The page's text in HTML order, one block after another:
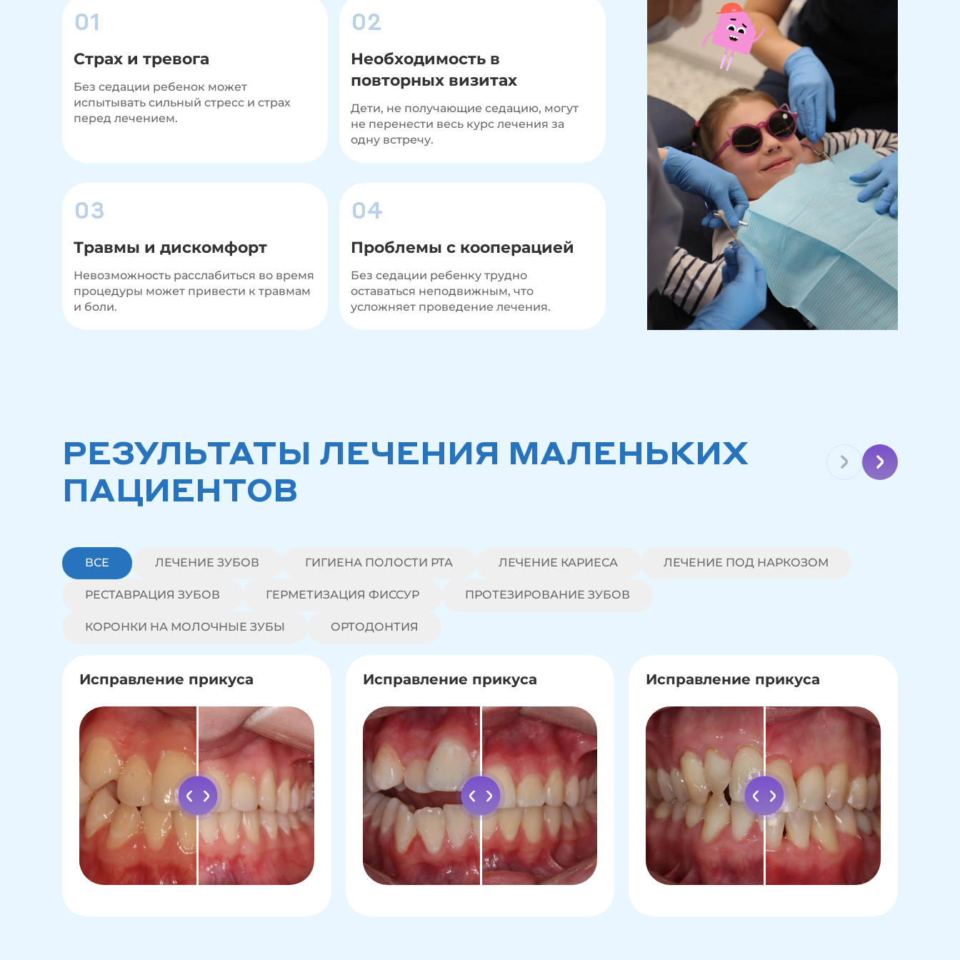
01
Страх и тревога
Без седации ребенок может
испытывать сильный стресс и страх
перед лечением.
02
Необходимость в
повторных визитах
Дети, не получающие седацию, могут
не перенести весь курс лечения за
одну встречу.
03
Травмы и дискомфорт
Невозможность расслабиться во время
процедуры может привести к травмам
и боли.
04
Проблемы с кооперацией
Без седации ребенку трудно
оставаться неподвижным, что
усложняет проведение лечения.
РЕЗУЛЬТАТЫ ЛЕЧЕНИЯ МАЛЕНЬКИХ
ПАЦИЕНТОВ
ВСЕ ЛЕЧЕНИЕ ЗУБОВ ГИГИЕНА ПОЛОСТИ РТА ЛЕЧЕНИЕ КАРИЕСА ЛЕЧЕНИЕ ПОД НАРКОЗОМ
РЕСТАВРАЦИЯ ЗУБОВ ГЕРМЕТИЗАЦИЯ ФИССУР ПРОТЕЗИРОВАНИЕ ЗУБОВ
КОРОНКИ НА МОЛОЧНЫЕ ЗУБЫ ОРТОДОНТИЯ
Исправление прикуса Исправление прикуса Исправление прикуса